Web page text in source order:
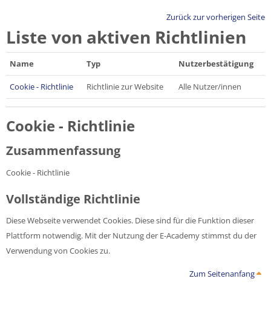
Zurück zur vorherigen Seite
Liste von aktiven Richtlinien
Name Typ Nutzerbestätigung
Cookie - Richtlinie Richtlinie zur Website Alle Nutzer/innen
Cookie - Richtlinie
Zusammenfassung
Cookie - Richtlinie
Vollständige Richtlinie
Diese Webseite verwendet Cookies. Diese sind für die Funktion dieser
Plattform notwendig. Mit der Nutzung der E-Academy stimmst du der
Verwendung von Cookies zu.
Zum Seitenanfang